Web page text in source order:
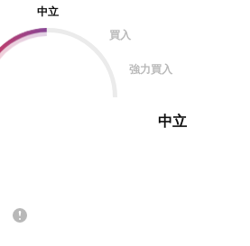
中立
買入
強力買入
中立